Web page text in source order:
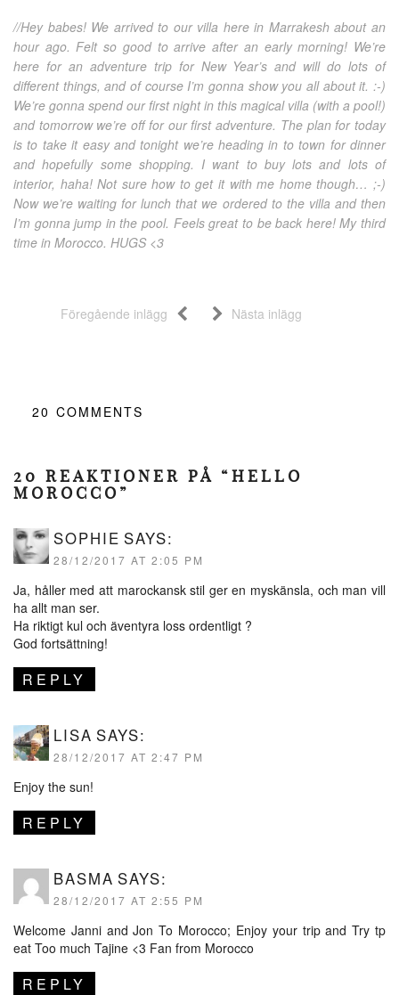
//Hey babes! We arrived to our villa here in Marrakesh about an
hour ago. Felt so good to arrive after an early morning! We’re
here for an adventure trip for New Year’s and will do lots of
different things, and of course I’m gonna show you all about it. :-)
We’re gonna spend our first night in this magical villa (with a pool!)
and tomorrow we’re off for our first adventure. The plan for today
is to take it easy and tonight we’re heading in to town for dinner
and hopefully some shopping. I want to buy lots and lots of
interior, haha! Not sure how to get it with me home though… ;-)
Now we’re waiting for lunch that we ordered to the villa and then
I’m gonna jump in the pool. Feels great to be back here! My third
time in Morocco. HUGS <3
Föregående inlägg Nästa inlägg
20 COMMENTS
20 REAKTIONER PÅ “HELLO
MOROCCO”
SOPHIE SAYS:
28/12/2017 AT 2:05 PM
Ja, håller med att marockansk stil ger en myskänsla, och man vill
ha allt man ser.
Ha riktigt kul och äventyra loss ordentligt ?
God fortsättning!
REPLY
LISA SAYS:
28/12/2017 AT 2:47 PM
Enjoy the sun!
REPLY
BASMA SAYS:
28/12/2017 AT 2:55 PM
Welcome Janni and Jon To Morocco; Enjoy your trip and Try tp
eat Too much Tajine <3 Fan from Morocco
REPLY